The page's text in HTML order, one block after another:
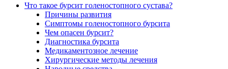
Что такое бурсит голеностопного сустава?
Причины развития
Симптомы голеностопного бурсита
Чем опасен бурсит?
Диагностика бурсита
Медикаментозное лечение
Хирургические методы лечения